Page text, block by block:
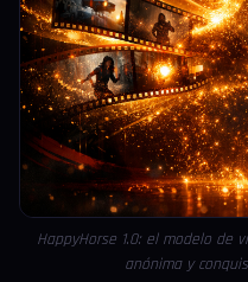
HappyHorse 1.0: el modelo de
anónima y